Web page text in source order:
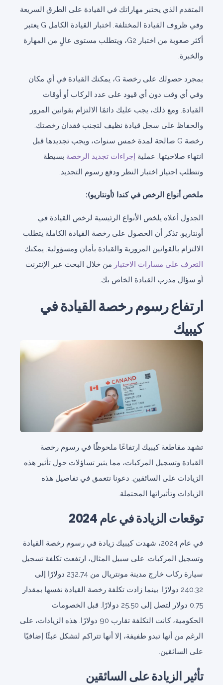
المتقدم الذي يختبر مهاراتك في القيادة على الطرق السريعة
وفي ظروف القيادة المختلفة. اختبار القيادة الكامل G يعتبر
أكثر صعوبة من اختبار G2، ويتطلب مستوى عالٍ من المهارة
والخبرة.
بمجرد حصولك على رخصة G، يمكنك القيادة في أي مكان
وفي أي وقت دون أي قيود على عدد الركاب أو أوقات
القيادة. ومع ذلك، يجب عليك دائمًا الالتزام بقوانين المرور
والحفاظ على سجل قيادة نظيف لتجنب فقدان رخصتك.
رخصة G صالحة لمدة خمس سنوات، ويجب تجديدها قبل
انتهاء صلاحيتها. عملية إجراءات تجديد الرخصة بسيطة
وتتطلب اجتياز اختبار النظر ودفع رسوم التجديد.
ملخص أنواع الرخص في كندا (أونتاريو):
الجدول أعلاه يلخص الأنواع الرئيسية لرخص القيادة في
أونتاريو. تذكر أن الحصول على رخصة القيادة الكاملة يتطلب
الالتزام بالقوانين المرورية والقيادة بأمان ومسؤولية. يمكنك
التعرف على مسارات الاختبار من خلال البحث عبر الإنترنت
أو سؤال مدرب القيادة الخاص بك.
ارتفاع رسوم رخصة القيادة في
كيبيك
تشهد مقاطعة كيبيك ارتفاعًا ملحوظًا في رسوم رخصة
القيادة وتسجيل المركبات، مما يثير تساؤلات حول تأثير هذه
الزيادات على السائقين. دعونا نتعمق في تفاصيل هذه
الزيادات وتأثيراتها المحتملة.
توقعات الزيادة في عام 2024
في عام 2024، شهدت كيبيك زيادة في رسوم رخصة القيادة
وتسجيل المركبات. على سبيل المثال، ارتفعت تكلفة تسجيل
سيارة ركاب خارج مدينة مونتريال من 232.74 دولارًا إلى
240.32 دولارًا. بينما زادت تكلفة رخصة القيادة نفسها بمقدار
0.75 دولار لتصل إلى 25.50 دولارًا. قبل الخصومات
الحكومية، كانت التكلفة تقارب 90 دولارًا. هذه الزيادات، على
الرغم من أنها تبدو طفيفة، إلا أنها تتراكم لتشكل عبئًا إضافيًا
على السائقين.
تأثير الزيادة على السائقين